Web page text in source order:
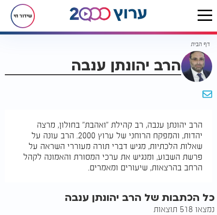
שידור חי
דף הבית
הרב יהונתן ענבה
הרב יהונתן ענבה, רב קהילת "ואהבת" בחולון, מרצה
יהדות, והמפקח הרוחני של ערוץ 2000. הרב עונה על
שאלות הלכתיות, מגיש דברי תורה מעוררי השראה על
פרשת השבוע, ומנגיש את ערכי המסורת והאמונה לקהל
הרחב בהרצאות, שיעורים ומאמרים.
כל הכתבות של הרב יהונתן ענבה
נמצאו 518 תוצאות